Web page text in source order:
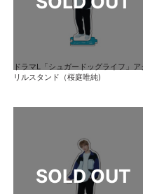
ドラマL「シュガードッグライフ」ア
リルスタンド（桜庭唯純)